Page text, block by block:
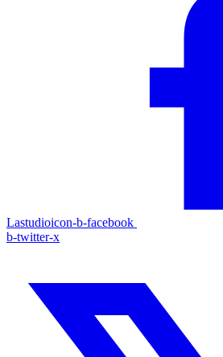
Lastudioicon-b-facebook
b-twitter-x